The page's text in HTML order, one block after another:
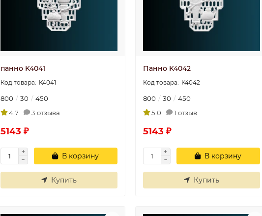
потолочный П 20
100/40
потолочный П 20
100/40
панно K4041
K4041
800 30
450
4.7
3 отзыва
5143 ₽
В корзину
Купить
Панно K4042
K4042
800 30
450
5.0
1 отзыв
5143 ₽
В корзину
Купить